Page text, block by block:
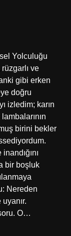
Yolculuğu
rüzgarlı ve
gibi erken
doğru
izledim; karın
birini bekler
bir boşluk
Nereden
O…